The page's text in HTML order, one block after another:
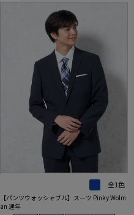
全1色
【パンツウォッシャブル】スーツ Pinky Wolm
an 通年